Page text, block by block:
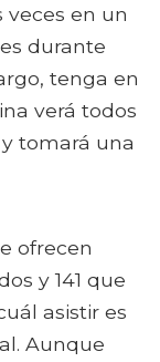
veces en un
durante
tenga en
verá todos
tomará una
ofrecen
y 141 que
asistir es
Aunque